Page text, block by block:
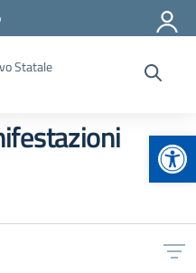
Statale